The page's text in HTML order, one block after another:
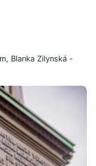
Blanka Zilynská -